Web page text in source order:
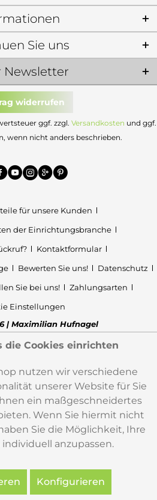
Newsletter
Sie uns
widerrufen
ggf. zzgl. Versandkosten und ggf.
wenn nicht anders beschrieben.
für unsere Kunden
der Einrichtungsbranche
Kontaktformular
Bewerten Sie uns!
Datenschutz
Sie bei uns!
Zahlungsarten
Einstellungen
| Maximilian Hufnagel
die Cookies einrichten
nutzen wir verschiedene
unserer Website für Sie
ein maßgeschneidertes
Wenn Sie hiermit nicht
Sie die Möglichkeit, Ihre
anzupassen.
Konfigurieren